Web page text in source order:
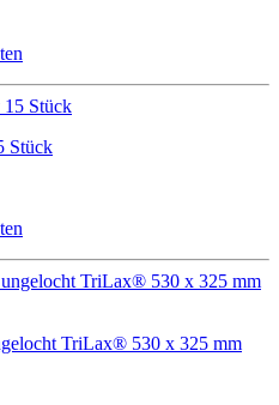
Stück
TriLax® 530 x 325 mm